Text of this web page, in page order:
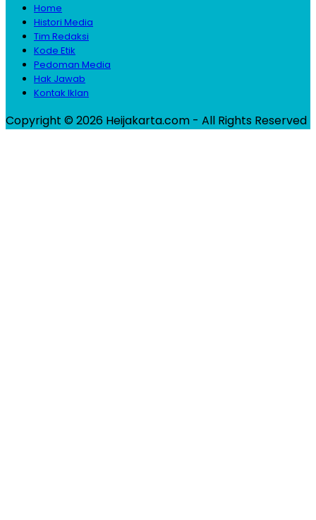
Home
Histori Media
Tim Redaksi
Kode Etik
Pedoman Media
Hak Jawab
Kontak Iklan
Copyright © 2026 Heijakarta.com - All Rights Reserved